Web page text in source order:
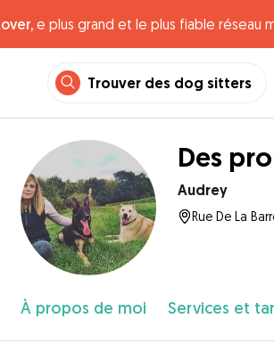
e plus grand et le plus fiable réseau
Trouver des dog sitters
Des
Audrey
Rue De La
À propos de moi Services et